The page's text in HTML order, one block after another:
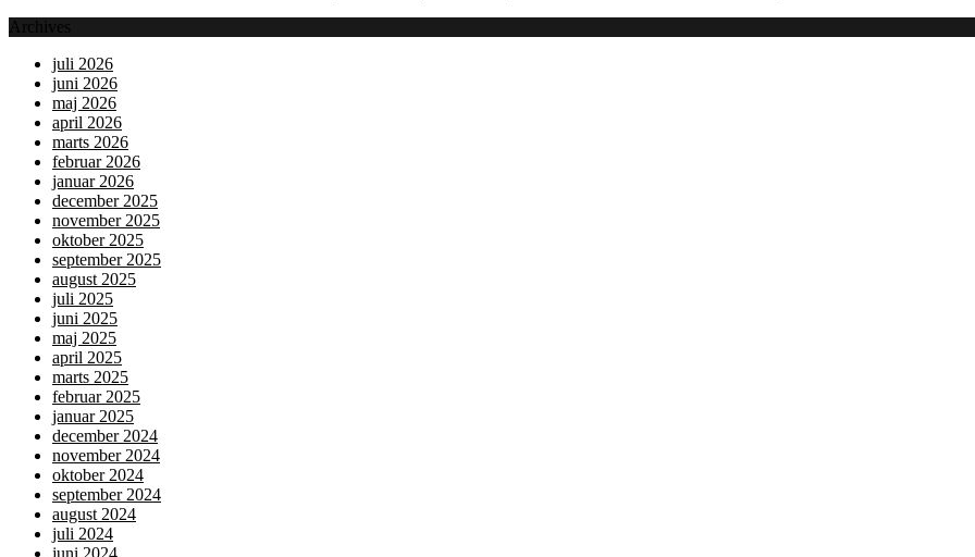
Archives
juli 2026
juni 2026
maj 2026
april 2026
marts 2026
februar 2026
januar 2026
december 2025
november 2025
oktober 2025
september 2025
august 2025
juli 2025
juni 2025
maj 2025
april 2025
marts 2025
februar 2025
januar 2025
december 2024
november 2024
oktober 2024
september 2024
august 2024
juli 2024
juni 2024